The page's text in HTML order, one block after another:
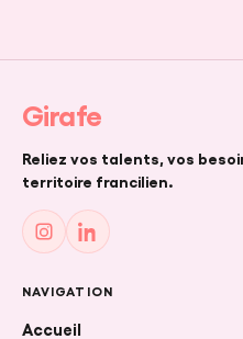
Girafe
Reliez vos talents, vos
territoire francilien.
NAVIGATION
Accueil